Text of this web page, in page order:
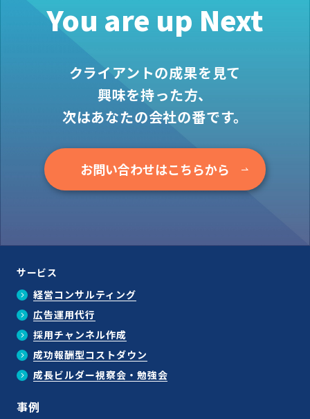
会社概要
お問い合わせ
資料ダウンロード
PGハウスについて
You are up Next
クライアントの成果を見て
興味を持った方、
次はあなたの会社の番です。
お問い合わせはこちらから
サービス
経営コンサルティング
広告運用代行
採用チャンネル作成
成功報酬型コストダウン
成長ビルダー視察会・勉強会
事例